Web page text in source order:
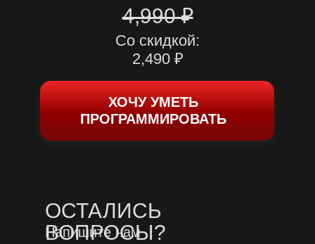
4,990 ₽
Со скидкой:
2,490 ₽
ХОЧУ УМЕТЬ
ПРОГРАММИРОВАТЬ
ОСТАЛИСЬ
ВОПРОСЫ?
Напишите нам